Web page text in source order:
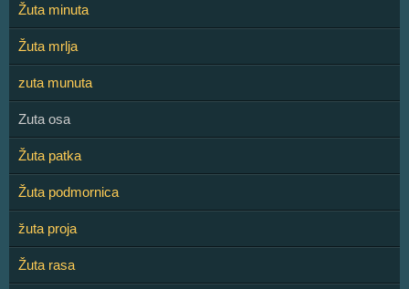
Žuta minuta
Žuta mrlja
zuta munuta
Zuta osa
Žuta patka
Žuta podmornica
žuta proja
Žuta rasa